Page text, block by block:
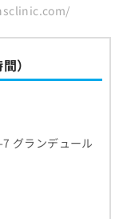
）
グランデュール